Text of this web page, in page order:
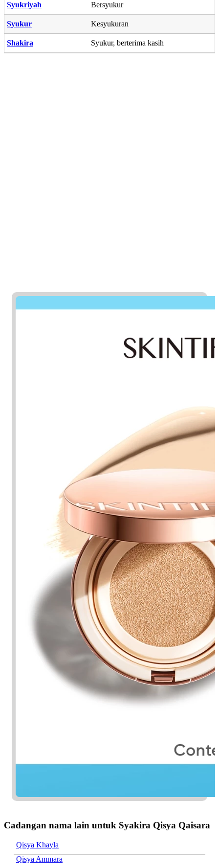
Syukriyah Bersyukur
Syukur Kesyukuran
Shakira Syukur, berterima kasih
Cadangan nama lain untuk Syakira Qisya Qaisara
Qisya Khayla
Qisya Ammara